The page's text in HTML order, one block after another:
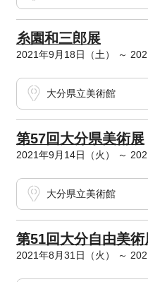
糸園和三郎展
2021年9月18日（土） ～
大分県立美術館
第57回大分県美術展
2021年9月14日（火） ～
大分県立美術館
第51回大分自由美術
2021年8月31日（火） ～